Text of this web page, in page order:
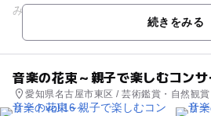
みなさまがプリンセス・プリンス‼️ プ
続きをみる
音楽の花束～親子で楽しむコン
愛知県名古屋市東区 / 芸術鑑賞・自然観賞